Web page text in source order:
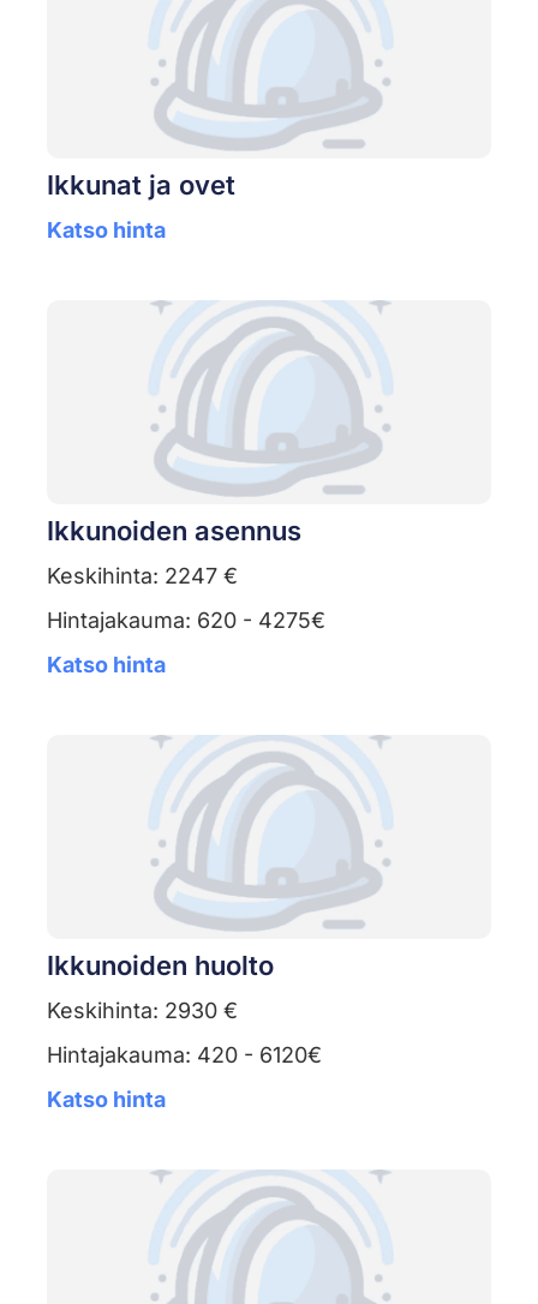
Ikkunat ja ovet
Katso hinta
Ikkunoiden asennus
Keskihinta: 2247 €
Hintajakauma: 620 - 4275€
Katso hinta
Ikkunoiden huolto
Keskihinta: 2930 €
Hintajakauma: 420 - 6120€
Katso hinta